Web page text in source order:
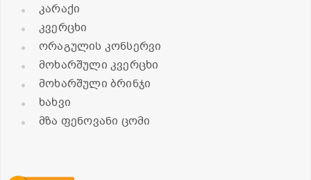
კარაქი
კვერცხი
ორაგულის კონსერვი
მოხარშული კვერცხი
მოხარშული ბრინჯი
ხახვი
მზა ფენოვანი ცომი